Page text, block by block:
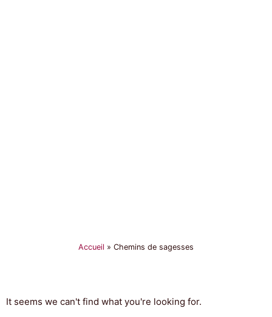
Accueil » Chemins de sagesses
It seems we can't find what you're looking for.